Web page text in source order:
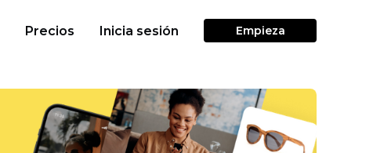
Precios Inicia sesión Empieza